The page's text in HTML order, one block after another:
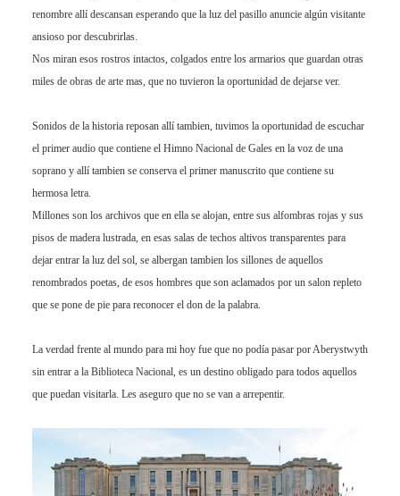
renombre allí descansan esperando que la luz del pasillo anuncie algún visitante
ansioso por descubrirlas.
Nos miran esos rostros intactos, colgados entre los armarios que guardan otras
miles de obras de arte mas, que no tuvieron la oportunidad de dejarse ver.
Sonidos de la historia reposan allí tambien, tuvimos la oportunidad de escuchar
el primer audio que contiene el Himno Nacional de Gales en la voz de una
soprano y allí tambien se conserva el primer manuscrito que contiene su
hermosa letra.
Millones son los archivos que en ella se alojan, entre sus alfombras rojas y sus
pisos de madera lustrada, en esas salas de techos altivos transparentes para
dejar entrar la luz del sol, se albergan tambien los sillones de aquellos
renombrados poetas, de esos hombres que son aclamados por un salon repleto
que se pone de pie para reconocer el don de la palabra.
La verdad frente al mundo para mi hoy fue que no podía pasar por Aberystwyth
sin entrar a la Biblioteca Nacional, es un destino obligado para todos aquellos
que puedan visitarla. Les aseguro que no se van a arrepentir.